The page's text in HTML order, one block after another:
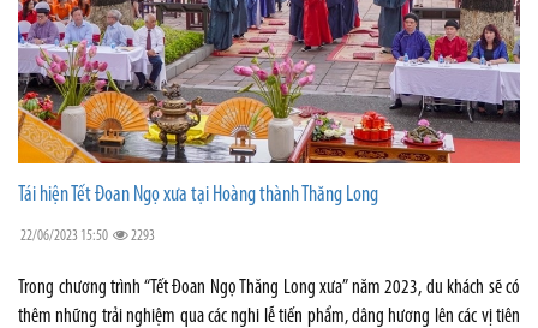
Tái hiện Tết Đoan Ngọ xưa tại Hoàng thành Thăng Long
22/06/2023 15:50 2293
Trong chương trình “Tết Đoan Ngọ Thăng Long xưa” năm 2023, du khách sẽ có
thêm những trải nghiệm qua các nghi lễ tiến phẩm, dâng hương lên các vị tiên